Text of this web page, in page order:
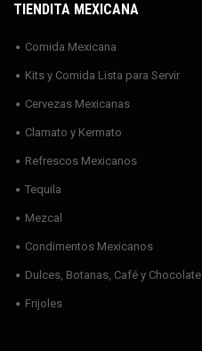
TIENDITA MEXICANA
Comida Mexicana
Kits y Comida Lista para Servir
Cervezas Mexicanas
Clamato y Kermato
Refrescos Mexicanos
Tequila
Mezcal
Condimentos Mexicanos
Dulces, Botanas, Café y Chocolate
Frijoles